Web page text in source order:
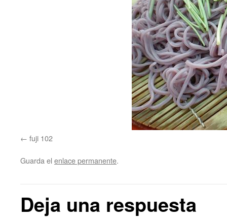
fuji 102
Guarda el enlace permanente.
Deja una respuesta